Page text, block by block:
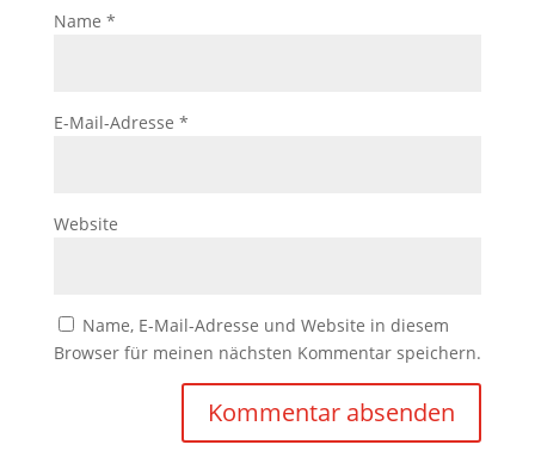
Name *
E-Mail-Adresse *
Website
Name, E-Mail-Adresse und Website in diesem
Browser für meinen nächsten Kommentar speichern.